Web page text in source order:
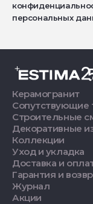
персональных
Керамогранит
Сопутствующие
Строительные
Декоративные
Коллекции
Уход и укладка
Доставка и
Гарантия и
Журнал
Акции